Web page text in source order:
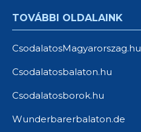
TOVÁBBI OLDALAINK
CsodalatosMagyarorszag.hu
Csodalatosbalaton.hu
Csodalatosborok.hu
Wunderbarerbalaton.de